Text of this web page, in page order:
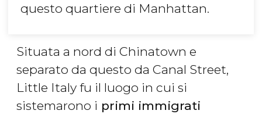
questo quartiere di Manhattan.
Situata a nord di Chinatown e
separato da questo da Canal Street,
Little Italy fu il luogo in cui si
sistemarono i primi immigrati